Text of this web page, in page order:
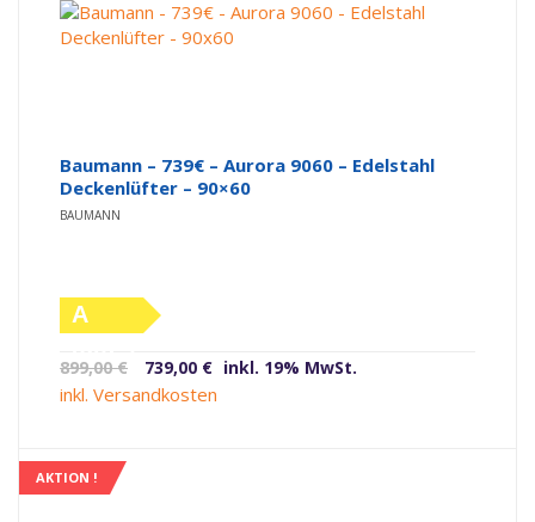
Baumann – 739€ – Aurora 9060 – Edelstahl
Deckenlüfter – 90×60
BAUMANN
A
Label)
899,00€
Ursprünglicher
Preis
739,00 € Aktueller
inkl. 19% MwSt.
inkl. Versandkosten
AKTION !